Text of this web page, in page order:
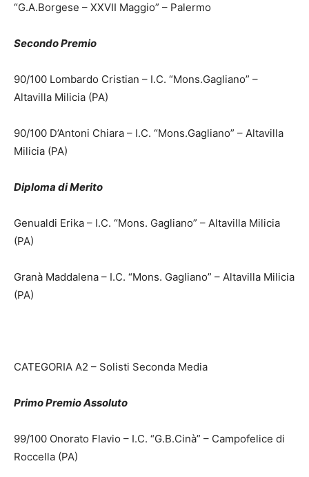
“G.A.Borgese – XXVII Maggio” – Palermo
Secondo Premio
90/100 Lombardo Cristian – I.C. “Mons.Gagliano” –
Altavilla Milicia (PA)
90/100 D’Antoni Chiara – I.C. “Mons.Gagliano” – Altavilla
Milicia (PA)
Diploma di Merito
Genualdi Erika – I.C. “Mons. Gagliano” – Altavilla Milicia
(PA)
Granà Maddalena – I.C. “Mons. Gagliano” – Altavilla Milicia
(PA)
CATEGORIA A2 – Solisti Seconda Media
Primo Premio Assoluto
99/100 Onorato Flavio – I.C. “G.B.Cinà” – Campofelice di
Roccella (PA)